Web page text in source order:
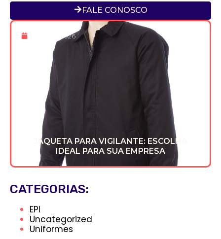
FALE CONOSCO
8 De Abr 2026
JAQUETA PARA VIGILANTE: ESCOLHA
IDEAL PARA SUA EMPRESA
CATEGORIAS:
EPI
Uncategorized
Uniformes